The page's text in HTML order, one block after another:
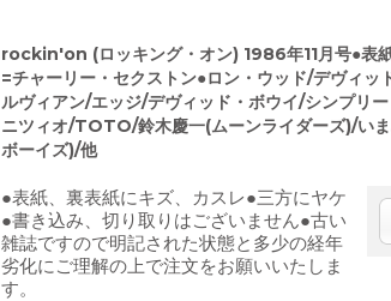
rockin'on (ロッキング・オン) 1986年11月号●表
=チャーリー・セクストン●ロン・ウッド/デヴィッ
ルヴィアン/エッジ/デヴィッド・ボウイ/シンプリ
ニツィオ/TOTO/鈴木慶一(ムーンライダーズ)/い
ボーイズ)/他
●表紙、裏表紙にキズ、カスレ●三方にヤケ
●書き込み、切り取りはございません●古い
雑誌ですので明記された状態と多少の経年
劣化にご理解の上で注文をお願いいたしま
す。